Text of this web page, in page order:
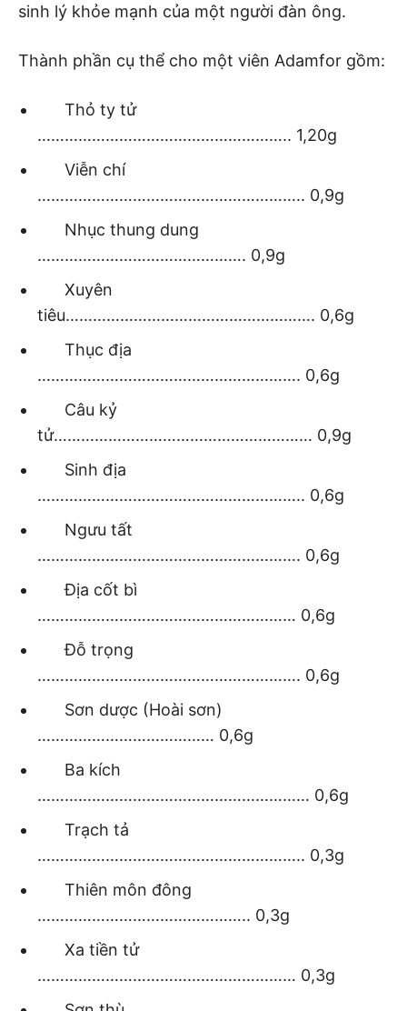
sinh lý khỏe mạnh của một người đàn ông.
Thành phần cụ thể cho một viên Adamfor gồm:
Thỏ ty tử
……………………………………………….. 1,20g
Viễn chí
………………………………………………….. 0,9g
Nhục thung dung
………………………………………. 0,9g
Xuyên
tiêu………………………………………………. 0,6g
Thục địa
…………………………………………………. 0,6g
Câu kỷ
tử………………………………………………… 0,9g
Sinh địa
………………………………………………….. 0,6g
Ngưu tất
…………………………………………………. 0,6g
Địa cốt bì
………………………………………………… 0,6g
Đỗ trọng
…………………………………………………. 0,6g
Sơn dược (Hoài sơn)
………………………………… 0,6g
Ba kích
…………………………………………………… 0,6g
Trạch tả
………………………………………………….. 0,3g
Thiên môn đông
……………………………………….. 0,3g
Xa tiền tử
………………………………………………… 0,3g